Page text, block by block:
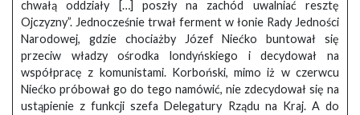
chwałą oddziały […] poszły na zachód uwalniać resztę
Ojczyzny”. Jednocześnie trwał ferment w łonie Rady Jedności
Narodowej, gdzie chociażby Józef Niećko buntował się
przeciw władzy ośrodka londyńskiego i decydował na
współpracę z komunistami. Korboński, mimo iż w czerwcu
Niećko próbował go do tego namówić, nie zdecydował się na
ustąpienie z funkcji szefa Delegatury Rządu na Kraj. A do